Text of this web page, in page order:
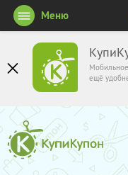
ещё
Меню